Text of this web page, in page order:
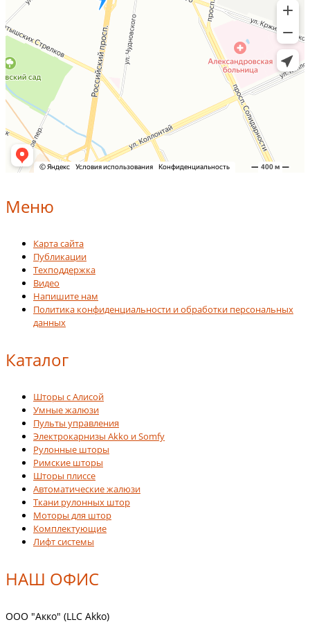
Меню
Карта сайта
Публикации
Техподдержка
Видео
Напишите нам
Политика конфиденциальности и обработки персональных
данных
Каталог
Шторы с Алисой
Умные жалюзи
Пульты управления
Электрокарнизы Akko и Somfy
Рулонные шторы
Римские шторы
Шторы плиссе
Автоматические жалюзи
Ткани рулонных штор
Моторы для штор
Комплектующие
Лифт системы
НАШ ОФИС
ООО "Акко" (LLC Akko)